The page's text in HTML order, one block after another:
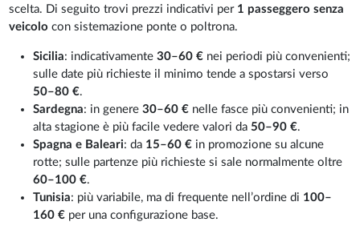
scelta. Di seguito trovi prezzi indicativi per 1 passeggero senza
veicolo con sistemazione ponte o poltrona.
Sicilia: indicativamente30–60 € nei periodi più convenienti;
sulle date più richieste il minimo tende a spostarsi verso
50–80 €.
Sardegna: in genere30–60 € nelle fasce più convenienti; in
alta stagione è più facile vedere valori da50–90 €.
Spagna e Baleari: da 15–60 € in promozione su alcune
rotte; sulle partenze più richieste si sale normalmente oltre
60–100 €.
Tunisia: più variabile, ma di frequente nell’ordine di 100–
160 € per una configurazione base.